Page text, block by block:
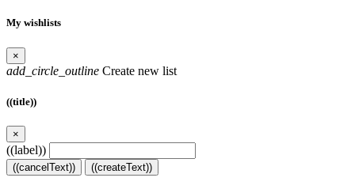
My wishlists
×
add_circle_outline Create new list
((title))
×
((label))
((cancelText)) ((createText))